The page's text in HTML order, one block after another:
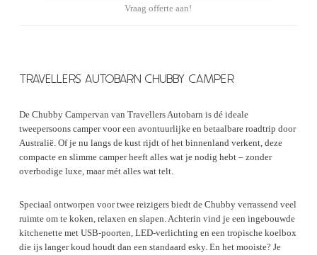
Vraag offerte aan!
TRAVELLERS AUTOBARN CHUBBY CAMPER
De Chubby Campervan van Travellers Autobarn is dé ideale
tweepersoons camper voor een avontuurlijke en betaalbare roadtrip door
Australië. Of je nu langs de kust rijdt of het binnenland verkent, deze
compacte en slimme camper heeft alles wat je nodig hebt – zonder
overbodige luxe, maar mét alles wat telt.
Speciaal ontworpen voor twee reizigers biedt de Chubby verrassend veel
ruimte om te koken, relaxen en slapen. Achterin vind je een ingebouwde
kitchenette met USB-poorten, LED-verlichting en een tropische koelbox
die ijs langer koud houdt dan een standaard esky. En het mooiste? Je